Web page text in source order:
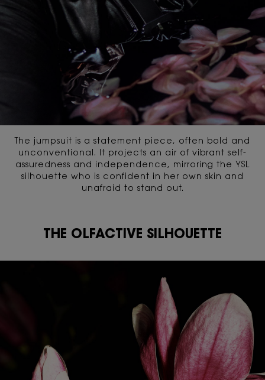
The jumpsuit is a statement piece, often bold and
unconventional. It projects an air of vibrant self-
assuredness and independence, mirroring the YSL
silhouette who is confident in her own skin and
unafraid to stand out.
THE OLFACTIVE SILHOUETTE